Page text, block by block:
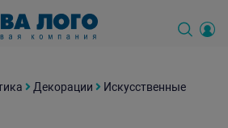
Декорации
Искусственные